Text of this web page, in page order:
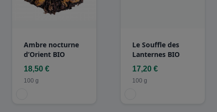
Ambre nocturne
d’Orient BIO
18,50 €
100 g
Le Souffle des
Lanternes BIO
17,20 €
100 g